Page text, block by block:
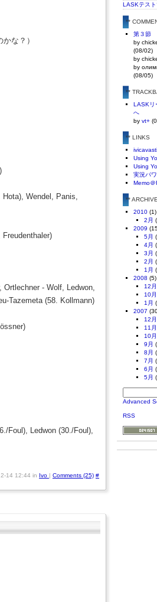
な？）
Wendel, Panis,
Ortlechner - Wolf, Ledwon,
Tazemeta (58. Kollmann)
Foul), Ledwon (30./Foul),
14 12:44 in Ivo | Comments (25) #
LASKテス
**
第３節
by
(08/02)
by
by
(08/05)
**
LASKリ
へ
by vt+
** LINKS
Using
Using
実況パ
Memo
**
2010 (1)
2月
2009
5月
4月
3月
2月
1月
2008 (5)
12月
10月
1月
2007
12月
11月
10月
9月
8月
7月
6月
5月
Advanced
RSS